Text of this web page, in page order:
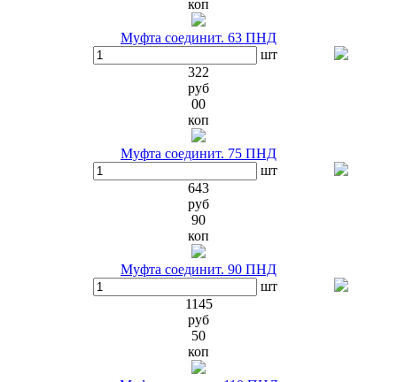
коп
Муфта соединит. 63 ПНД
шт
322
руб
00
коп
Муфта соединит. 75 ПНД
шт
643
руб
90
коп
Муфта соединит. 90 ПНД
шт
1145
руб
50
коп